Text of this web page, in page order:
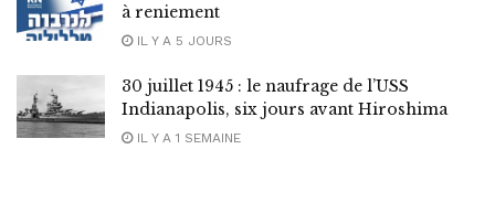
à reniement
IL Y A 5 JOURS
30 juillet 1945 : le naufrage de l’USS
Indianapolis, six jours avant Hiroshima
IL Y A 1 SEMAINE